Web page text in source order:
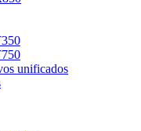
unificados